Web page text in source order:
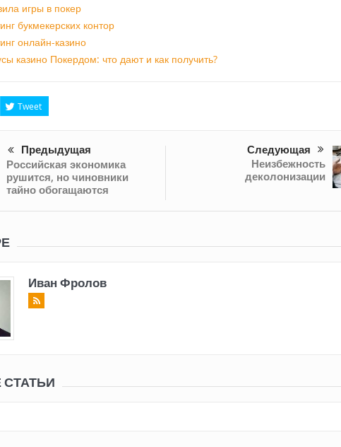
игры в покер
букмекерских контор
онлайн-казино
казино Покердом: что дают и как получить?
Tweet
Предыдущая
Российская экономика
рушится, но чиновники
тайно обогащаются
Следующая
Неизбежность
деколонизации
Иван Фролов